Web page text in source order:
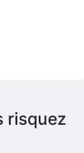
risquez